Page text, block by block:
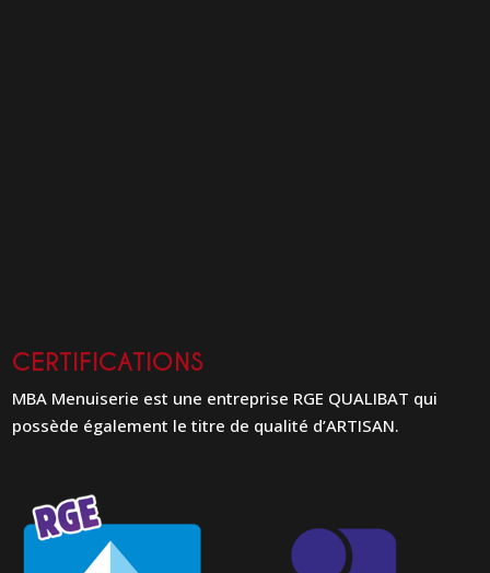
CERTIFICATIONS
MBA Menuiserie est une entreprise RGE QUALIBAT qui
possède également le titre de qualité d’ARTISAN.